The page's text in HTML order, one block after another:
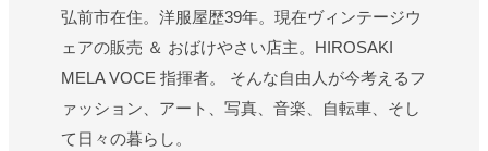
弘前市在住。洋服屋歴39年。現在ヴィンテージウ
ェアの販売 ＆ おばけやさい店主。HIROSAKI
MELA VOCE 指揮者。 そんな自由人が今考えるフ
ァッション、アート、写真、音楽、自転車、そし
て日々の暮らし。